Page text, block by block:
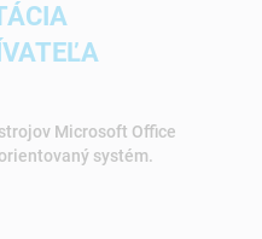
Microsoft Office
systém.